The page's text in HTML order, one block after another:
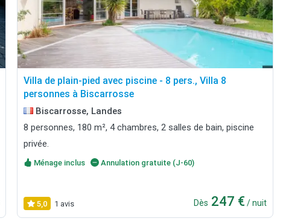
Villa de plain-pied avec piscine - 8 pers., Villa 8
personnes à Biscarrosse
Biscarrosse, Landes
8 personnes, 180 m², 4 chambres, 2 salles de bain, piscine
privée.
Ménage inclus Annulation gratuite (J-60)
5,0 1 avis Dès 247 € / nuit